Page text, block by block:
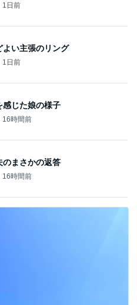
1日前
よい主張のリング
1日前
感じた娘の様子
16時間前
のまさかの返答
16時間前